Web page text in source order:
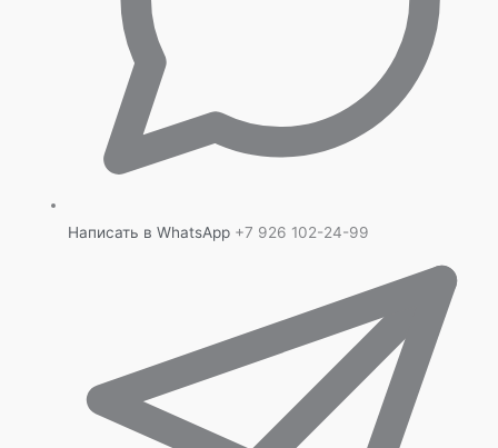
Написать в WhatsApp +7 926 102-24-99